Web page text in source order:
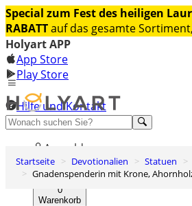
Special zum Fest des heiligen
RABATTauf das gesamte Sortiment,
Holyart APP
App Store
Play Store
Hilfe und Kontakt
Entdecken Sie Premium
Anmelden
Wunschliste
0
Warenkorb
Startseite Devotionalien Statuen
Gnadenspenderin mit Krone,